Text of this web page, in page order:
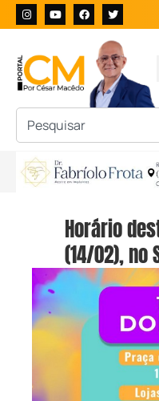
Horário
(14/02), no